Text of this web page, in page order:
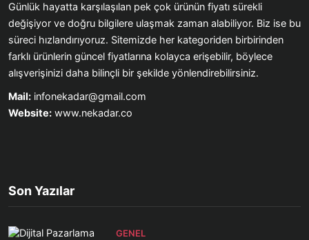
Günlük hayatta karşılaşılan pek çok ürünün fiyatı sürekli
değişiyor ve doğru bilgilere ulaşmak zaman alabiliyor. Biz ise bu
süreci hızlandırıyoruz. Sitemizde her kategoriden birbirinden
farklı ürünlerin güncel fiyatlarına kolayca erişebilir, böylece
alışverişinizi daha bilinçli bir şekilde yönlendirebilirsiniz.
Mail: infonekadar@gmail.com
Website: www.nekadar.co
Son Yazılar
GENEL